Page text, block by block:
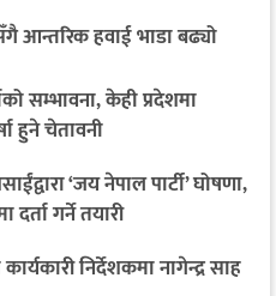
आन्तरिक हवाई भाडा बढ्यो
सम्भावना, केही प्रदेशमा
हुने चेतावनी
‘जय नेपाल पार्टी’ घोषणा,
गर्ने तयारी
निर्देशकमा नागेन्द्र साह